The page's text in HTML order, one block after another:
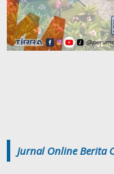
Jurnal Online Berita